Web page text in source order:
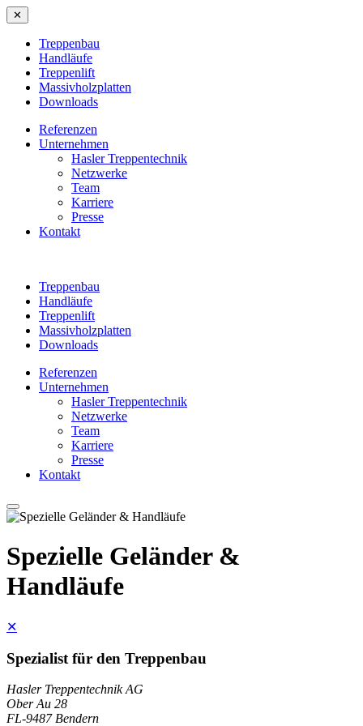
✕
Treppenbau
Handläufe
Treppenlift
Massivholzplatten
Downloads
Referenzen
Unternehmen
Hasler Treppentechnik
Netzwerke
Team
Karriere
Presse
Kontakt
Treppenbau
Handläufe
Treppenlift
Massivholzplatten
Downloads
Referenzen
Unternehmen
Hasler Treppentechnik
Netzwerke
Team
Karriere
Presse
Kontakt
Spezielle Geländer &
Handläufe
✕
Spezialist für den Treppenbau
Hasler Treppentechnik AG
Ober Au 28
FL-9487 Bendern